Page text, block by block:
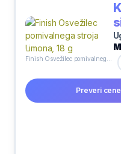
Preveri